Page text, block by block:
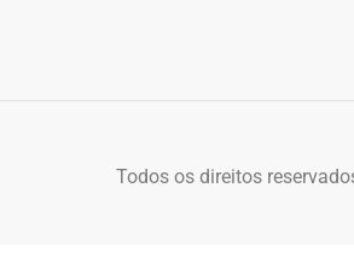
Todos os direitos